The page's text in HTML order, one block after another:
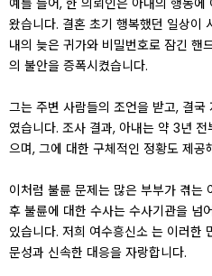
예를 들어, 한 의뢰인은 아내의 행동
왔습니다. 결혼 초기 행복했던 일상이
내의 늦은 귀가와 비밀번호로 잠긴 핸
의 불안을 증폭시켰습니다.
그는 주변 사람들의 조언을 받고, 결
였습니다. 조사 결과, 아내는 약 3년
으며, 그에 대한 구체적인 정황도 제공
이처럼 불륜 문제는 많은 부부가 겪는
후 불륜에 대한 수사는 수사기관을 넘
있습니다. 저희 여수흥신소 는 이러한
문성과 신속한 대응을 자랑합니다.